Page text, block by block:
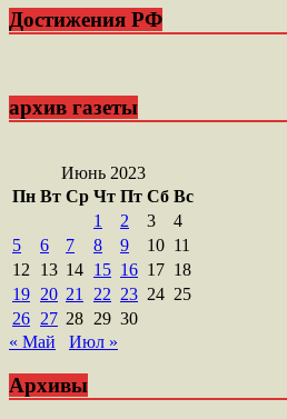
Достижения РФ
архив газеты
Июнь 2023
Пн Вт Ср Чт Пт Сб Вс
1
2 3
4
5
6 7 8 9 10 11
12
13 14 15 16 17 18
19 20 21 22 23 24 25
26 27 28 29 30
« Май
Июл »
Архивы